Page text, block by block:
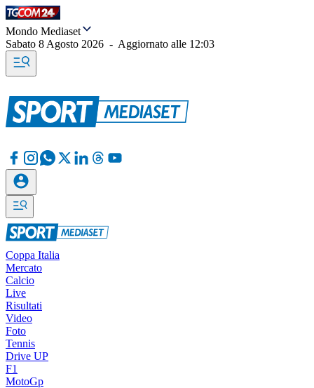
Mondo Mediaset
Sabato 8 Agosto 2026 - Aggiornato alle 12:03
Coppa Italia
Mercato
Calcio
Live
Risultati
Video
Foto
Tennis
Drive UP
F1
MotoGp